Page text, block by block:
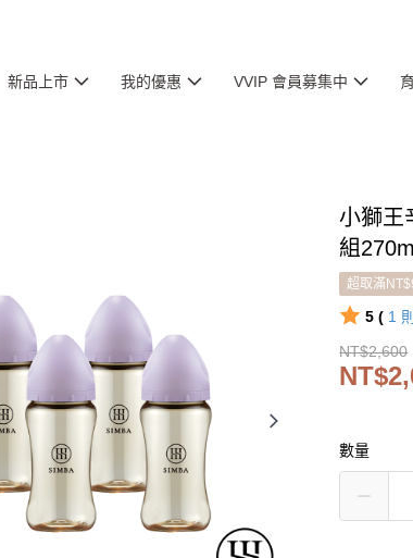
新品上市 我的優惠 VVIP 會員募集中
小獅王
組
超取滿
5 ( 1
NT$2,600
數量